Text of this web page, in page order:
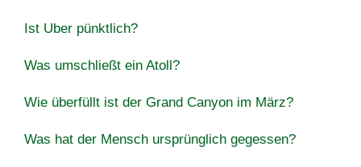
Ist Uber pünktlich?
Was umschließt ein Atoll?
Wie überfüllt ist der Grand Canyon im März?
Was hat der Mensch ursprünglich gegessen?